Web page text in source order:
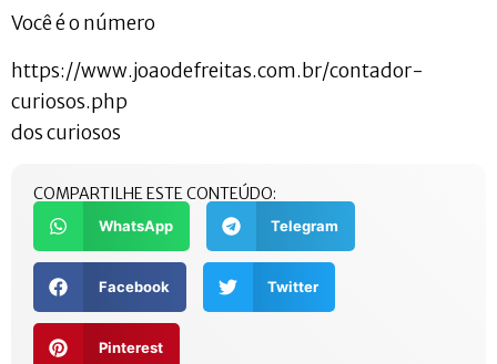
Você é o número
https://www.joaodefreitas.com.br/contador-
curiosos.php
dos curiosos
COMPARTILHE ESTE CONTEÚDO:
WhatsApp Telegram
Facebook Twitter
Pinterest